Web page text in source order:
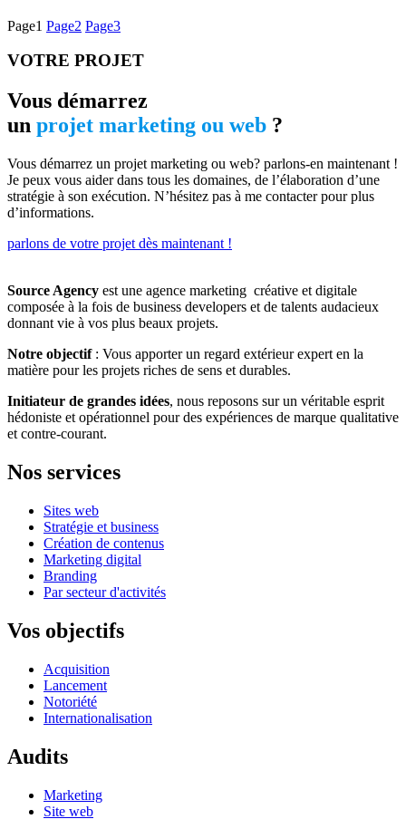
Page1 Page2 Page3
VOTRE PROJET
Vous démarrez
un projet marketing ou web ?
Vous démarrez un projet marketing ou web? parlons-en maintenant !
Je peux vous aider dans tous les domaines, de l’élaboration d’une
stratégie à son exécution. N’hésitez pas à me contacter pour plus
d’informations.
parlons de votre projet dès maintenant !
Source Agency est une agence marketing créative et digitale
composée à la fois de business developers et de talents audacieux
donnant vie à vos plus beaux projets.
Notre objectif: Vous apporter un regard extérieur expert en la
matière pour les projets riches de sens et durables.
Initiateur de grandes idées, nous reposons sur un véritable esprit
hédoniste et opérationnel pour des expériences de marque qualitative
et contre-courant.
Nos services
Sites web
Stratégie et business
Création de contenus
Marketing digital
Branding
Par secteur d'activités
Vos objectifs
Acquisition
Lancement
Notoriété
Internationalisation
Audits
Marketing
Site web